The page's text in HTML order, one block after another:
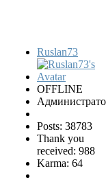
Ruslan73
OFFLINE
Posts: 38783
Thank you
received: 988
Karma: 64